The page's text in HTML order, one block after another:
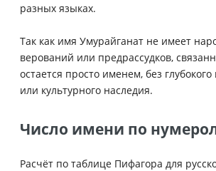
разных языках.
Так как имя Умурайганат не имеет
верований или предрассудков,
остается просто именем, без глубокого
или культурного наследия.
Число имени по
Расчёт по таблице Пифагора для